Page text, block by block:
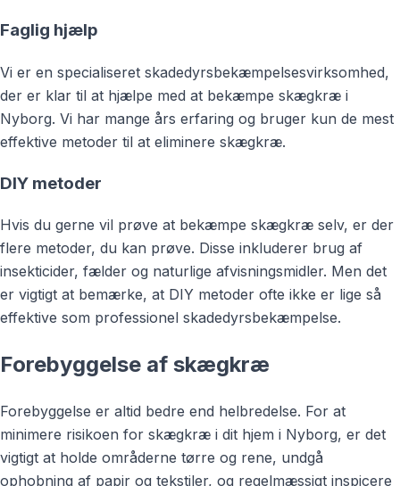
Faglig hjælp
Vi er en specialiseret skadedyrsbekæmpelsesvirksomhed,
der er klar til at hjælpe med at bekæmpe skægkræ i
Nyborg. Vi har mange års erfaring og bruger kun de mest
effektive metoder til at eliminere skægkræ.
DIY metoder
Hvis du gerne vil prøve at bekæmpe skægkræ selv, er der
flere metoder, du kan prøve. Disse inkluderer brug af
insekticider, fælder og naturlige afvisningsmidler. Men det
er vigtigt at bemærke, at DIY metoder ofte ikke er lige så
effektive som professionel skadedyrsbekæmpelse.
Forebyggelse af skægkræ
Forebyggelse er altid bedre end helbredelse. For at
minimere risikoen for skægkræ i dit hjem i Nyborg, er det
vigtigt at holde områderne tørre og rene, undgå
ophobning af papir og tekstiler, og regelmæssigt inspicere